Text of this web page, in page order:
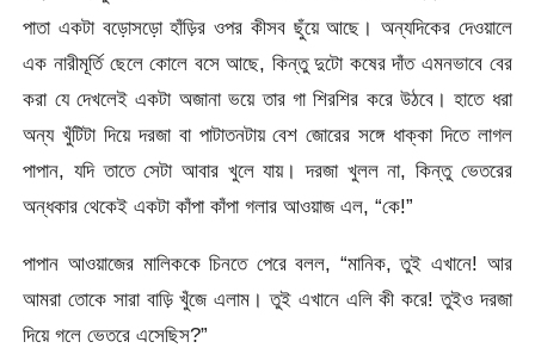
পাতা একটা বড়োসড়ো হাঁড়ির ওপর কীসব ছুঁয়ে আছে। অন্যদিকের দেওয়ালে
এক নারীমূর্তি ছেলে কোলে বসে আছে, কিন্তু দুটো কষের দাঁত এমনভাবে বের
করা যে দেখলেই একটা অজানা ভয়ে তার গা শিরশির করে উঠবে। হাতে ধরা
অন্য খুঁটিটা দিয়ে দরজা বা পাটাতনটায় বেশ জোরের সঙ্গে ধাক্কা দিতে লাগল
পাপান, যদি তাতে সেটা আবার খুলে যায়। দরজা খুলল না, কিন্তু ভেতরের
অন্ধকার থেকেই একটা কাঁপা কাঁপা গলার আওয়াজ এল, “কে!”
পাপান আওয়াজের মালিককে চিনতে পেরে বলল, “মানিক, তুই এখানে! আর
আমরা তোকে সারা বাড়ি খুঁজে এলাম। তুই এখানে এলি কী করে! তুইও দরজা
দিয়ে গলে ভেতরে এসেছিস?”